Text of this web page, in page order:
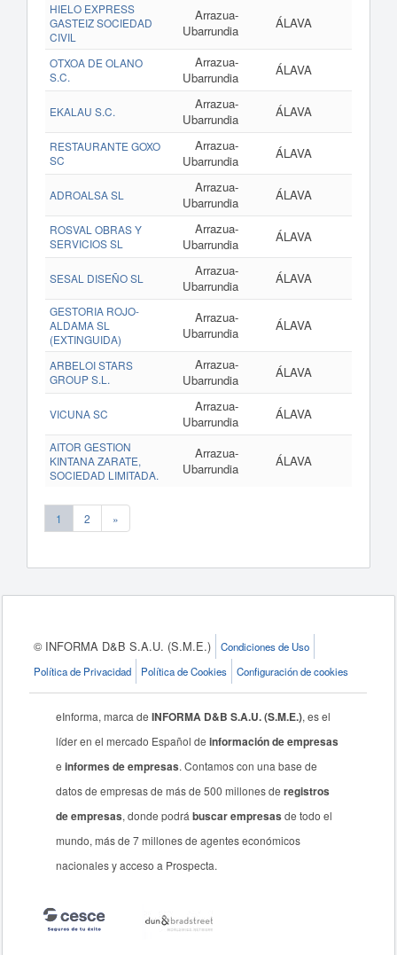
HIELO EXPRESS
GASTEIZ SOCIEDAD
CIVIL
Arrazua-
Ubarrundia
ÁLAVA
OTXOA DE OLANO
S.C.
Arrazua-
Ubarrundia
ÁLAVA
EKALAU S.C.
Arrazua-
Ubarrundia
ÁLAVA
RESTAURANTE GOXO
SC
Arrazua-
Ubarrundia
ÁLAVA
ADROALSA SL
Arrazua-
Ubarrundia
ÁLAVA
ROSVAL OBRAS Y
SERVICIOS SL
Arrazua-
Ubarrundia
ÁLAVA
SESAL DISEÑO SL
Arrazua-
Ubarrundia
ÁLAVA
GESTORIA ROJO-
ALDAMA SL
(EXTINGUIDA)
Arrazua-
Ubarrundia
ÁLAVA
ARBELOI STARS
GROUP S.L.
Arrazua-
Ubarrundia
ÁLAVA
VICUNA SC
Arrazua-
Ubarrundia
ÁLAVA
AITOR GESTION
KINTANA ZARATE,
SOCIEDAD LIMITADA.
Arrazua-
Ubarrundia
ÁLAVA
1 2 »
© INFORMA D&B S.A.U. (S.M.E.)
Condiciones de Uso
Política de Privacidad
Política de Cookies Configuración de cookies
eInforma, marca deINFORMA D&B S.A.U. (S.M.E.), es el
líder en el mercado Español deinformación de empresas
einformes de empresas. Contamos con una base de
datos de empresas de más de 500 millones deregistros
de empresas, donde podrábuscar empresas de todo el
mundo, más de 7 millones de agentes económicos
nacionales y acceso a Prospecta.